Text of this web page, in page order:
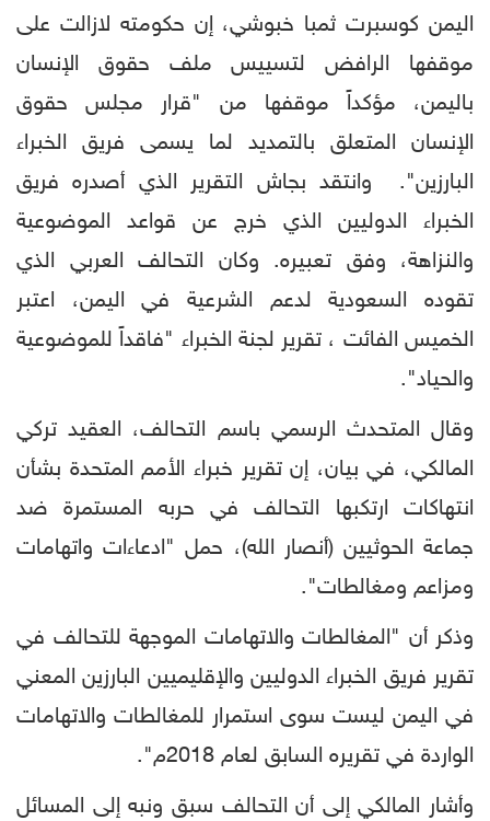
اليمن كوسبرت ثمبا خبوشي، إن حكومته لازالت على
موقفها الرافض لتسييس ملف حقوق الإنسان
باليمن، مؤكداً موقفها من "قرار مجلس حقوق
الإنسان المتعلق بالتمديد لما يسمى فريق الخبراء
البارزين". وانتقد بجاش التقرير الذي أصدره فريق
الخبراء الدوليين الذي خرج عن قواعد الموضوعية
والنزاهة، وفق تعبيره. وكان التحالف العربي الذي
تقوده السعودية لدعم الشرعية في اليمن، اعتبر
الخميس الفائت ، تقرير لجنة الخبراء "فاقداً للموضوعية
والحياد".
وقال المتحدث الرسمي باسم التحالف، العقيد تركي
المالكي، في بيان، إن تقرير خبراء الأمم المتحدة بشأن
انتهاكات ارتكبها التحالف في حربه المستمرة ضد
جماعة الحوثيين (أنصار الله)، حمل "ادعاءات واتهامات
ومزاعم ومغالطات".
وذكر أن "المغالطات والاتهامات الموجهة للتحالف في
تقرير فريق الخبراء الدوليين والإقليميين البارزين المعني
في اليمن ليست سوى استمرار للمغالطات والاتهامات
الواردة في تقريره السابق لعام 2018م".
وأشار المالكي إلى أن التحالف سبق ونبه إلى المسائل